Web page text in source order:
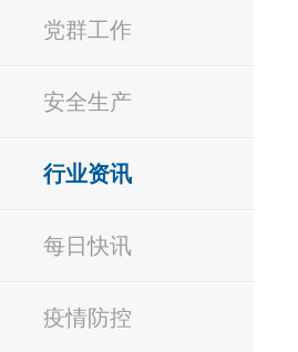
党群工作
安全生产
行业资讯
每日快讯
疫情防控